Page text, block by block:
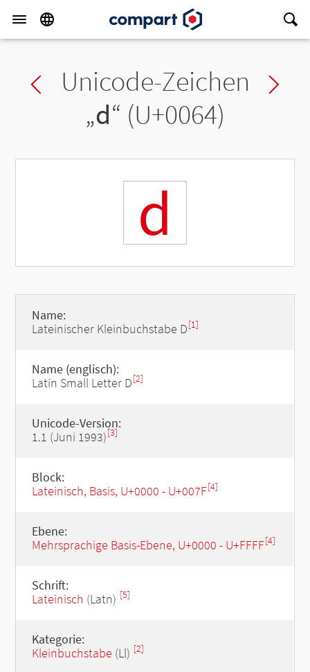
Previous char
Unicode-Zeichen
„d“ (U+0064)
d
Name:
Lateinischer Kleinbuchstabe D[1]
Name (englisch):
Latin Small Letter D[2]
Unicode-Version:
1.1 (Juni 1993)[3]
Block:
Lateinisch, Basis, U+0000 - U+007F[4]
Ebene:
Mehrsprachige Basis-Ebene, U+0000 - U+FFFF[4]
Schrift:
Lateinisch (Latn) [5]
Kategorie:
Kleinbuchstabe (Ll) [2]